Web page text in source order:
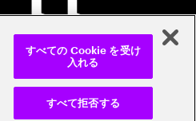
すべて拒否する
すべての Cookie を受け
入れる